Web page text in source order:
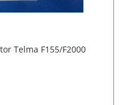
Telma F155/F2000